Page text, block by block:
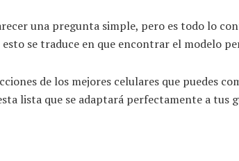
una pregunta simple, pero es todo lo
se traduce en que encontrar el modelo
de los mejores celulares que puedes
lista que se adaptará perfectamente a tus